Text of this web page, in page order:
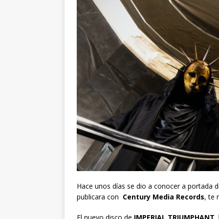
Hace unos días se dio a conocer a portada
publicara con Century Media Records, te
El nuevo disco de IMPERIAL TRIUMPHANT